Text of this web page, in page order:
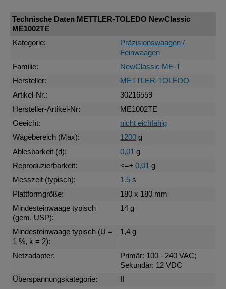
Technische Daten METTLER-TOLEDO NewClassic
ME1002TE
Kategorie:
Präzisionswaagen /
Feinwaagen
Familie:
NewClassic ME-T
Hersteller:
METTLER-TOLEDO
Artikel-Nr.:
30216559
Hersteller-Artikel-Nr:
ME1002TE
Geeicht:
nicht eichfähig
Wägebereich (Max):
1200 g
Ablesbarkeit (d):
0,01 g
Reproduzierbarkeit:
<=±0,01 g
Messzeit (typisch):
1.5 s
Plattformgröße:
180 x 180 mm
Mindesteinwaage typisch
(gem. USP):
14 g
Mindesteinwaage typisch (U =
1 %, k = 2):
1,4 g
Netzadapter:
Primär: 100 - 240 VAC;
Sekundär: 12 VDC
Überspannungskategorie: